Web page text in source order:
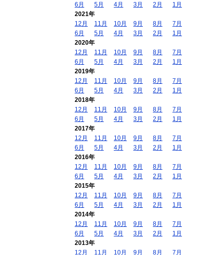
6月
5月 4月 3月 2月
1月
2021年
12月
11月 10月 9月 8月
7月
6月
5月 4月 3月 2月
1月
2020年
12月
11月 10月 9月 8月
7月
6月
5月 4月 3月 2月
1月
2019年
12月
11月 10月 9月 8月
7月
6月
5月 4月 3月 2月
1月
2018年
12月
11月 10月 9月 8月
7月
6月
5月 4月 3月 2月
1月
2017年
12月
11月 10月 9月 8月
7月
6月
5月 4月 3月 2月
1月
2016年
12月
11月 10月 9月 8月
7月
6月
5月 4月 3月 2月
1月
2015年
12月
11月 10月 9月 8月
7月
6月
5月 4月 3月 2月
1月
2014年
12月
11月 10月 9月 8月
7月
6月
5月 4月 3月 2月
1月
2013年
12月
11月 10月 9月 8月 7月